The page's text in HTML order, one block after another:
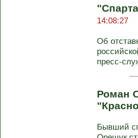
14:08:27
Об
пресс-
Роман
Бывший